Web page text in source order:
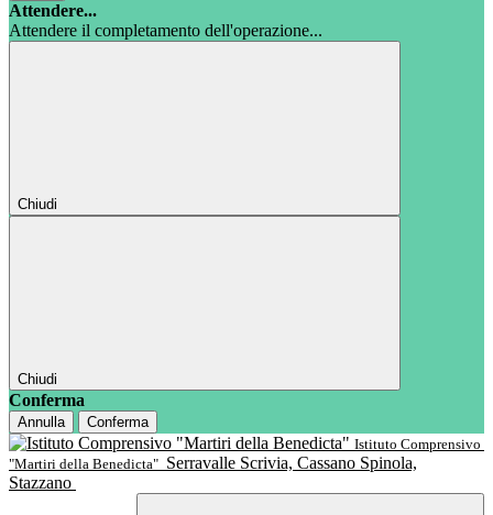
Attendere...
Attendere il completamento dell'operazione...
Chiudi
Chiudi
Conferma
Annulla
Conferma
Istituto Comprensivo
"Martiri della Benedicta" Serravalle Scrivia, Cassano Spinola,
Stazzano